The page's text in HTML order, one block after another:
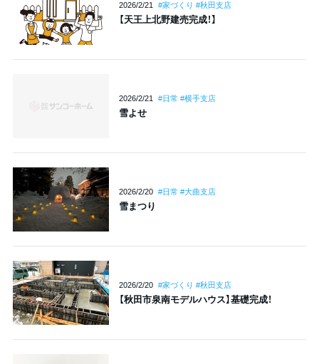
2026/2/21 #家づくり #秋田支店
【天王上北野建売完成！】
2026/2/21 #日常 #横手支店
雪よせ
2026/2/20 #日常 #大曲支店
雪まつり
2026/2/20 #家づくり #秋田支店
【秋田市泉南モデルハウス】基礎完成！